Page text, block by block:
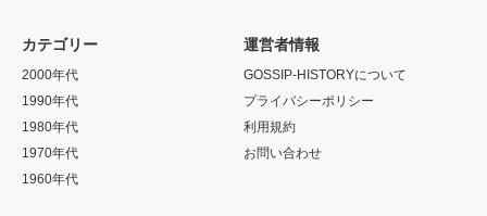
カテゴリー
2000年代
1990年代
1980年代
1970年代
1960年代
運営者情報
GOSSIP-HISTORYについて
プライバシーポリシー
利用規約
お問い合わせ